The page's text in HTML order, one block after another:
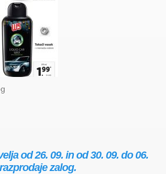
od 26. 09. in od 30. 09. do 06.
zalog.